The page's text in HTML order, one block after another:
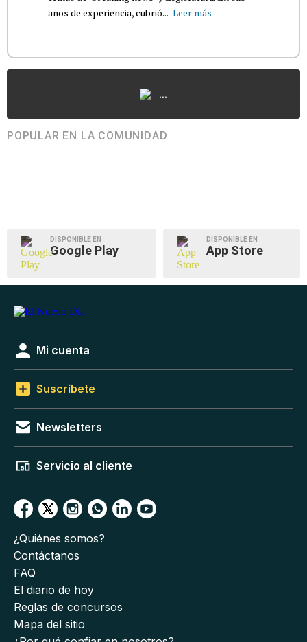
años de experiencia, cubrió... Leer más
...
POPULAR EN LA COMUNIDAD
DISPONIBLE EN
Google Play
DISPONIBLE EN
App Store
Mi cuenta
Suscríbete
Newsletters
Servicio al cliente
¿Quiénes somos?
Contáctanos
FAQ
El diario de hoy
Reglas de concursos
Mapa del sitio